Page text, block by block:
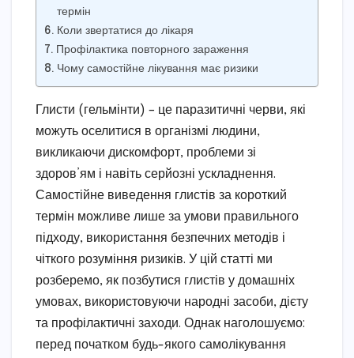
термін
Коли звертатися до лікаря
Профілактика повторного зараження
Чому самостійне лікування має ризики
Глисти (гельмінти) – це паразитичні черви, які
можуть оселитися в організмі людини,
викликаючи дискомфорт, проблеми зі
здоров’ям і навіть серйозні ускладнення.
Самостійне виведення глистів за короткий
термін можливе лише за умови правильного
підходу, використання безпечних методів і
чіткого розуміння ризиків. У цій статті ми
розберемо, як позбутися глистів у домашніх
умовах, використовуючи народні засоби, дієту
та профілактичні заходи. Однак наголошуємо:
перед початком будь-якого самолікування